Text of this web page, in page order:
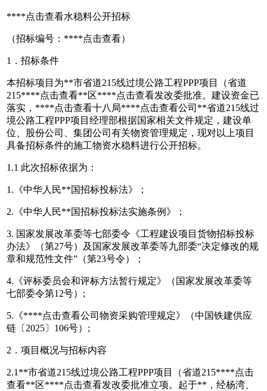
****点击查看水稳料公开招标
（招标编号：****点击查看）
1．招标条件
本招标项目为**市省道215线过境公路工程PPP项目（省道
215****点击查看**区****点击查看发改委批准。建设资金已
落实，****点击查看十八局****点击查看公司**省道215线过
境公路工程PPP项目经理部根据国家相关文件规定，建设单
位、股份公司、集团公司有关物资管理规定，现对以上项目
具备招标条件的施工物资水稳料进行公开招标。
1.1 此次招标依据为：
1.《中华人民**国招标投标法》；
2.《中华人民**国招标投标法实施条例》；
3. 国家发展改革委等七部委令《工程建设项目货物招标投标
办法》（第27号）及国家发展改革委等九部委“决定修改的规
章和规范性文件”（第23号令）；
4.《评标委员会和评标方法暂行规定》（国家发展改革委等
七部委令第12号）;
5.《****点击查看公司物资采购管理规定》（中国铁建供应
链〔2025〕106号）;
2．项目概况与招标内容
2.1**市省道215线过境公路工程PPP项目（省道215****点击
查看**区****点击查看发改委批准立项。起于**，经杨湾、